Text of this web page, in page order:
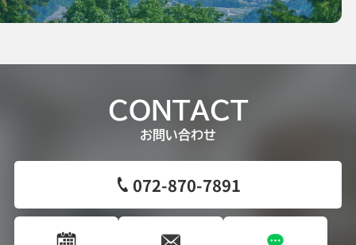
CONTACT
お問い合わせ
072-870-7891